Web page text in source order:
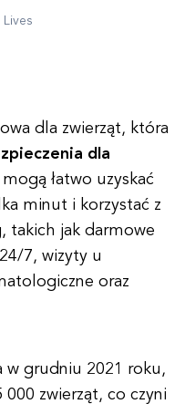
Lives
dla zwierząt, która
dla
łatwo uzyskać
minut i korzystać z
takich jak darmowe
7, wizyty u
oraz
grudniu 2021 roku,
zwierząt, co czyni